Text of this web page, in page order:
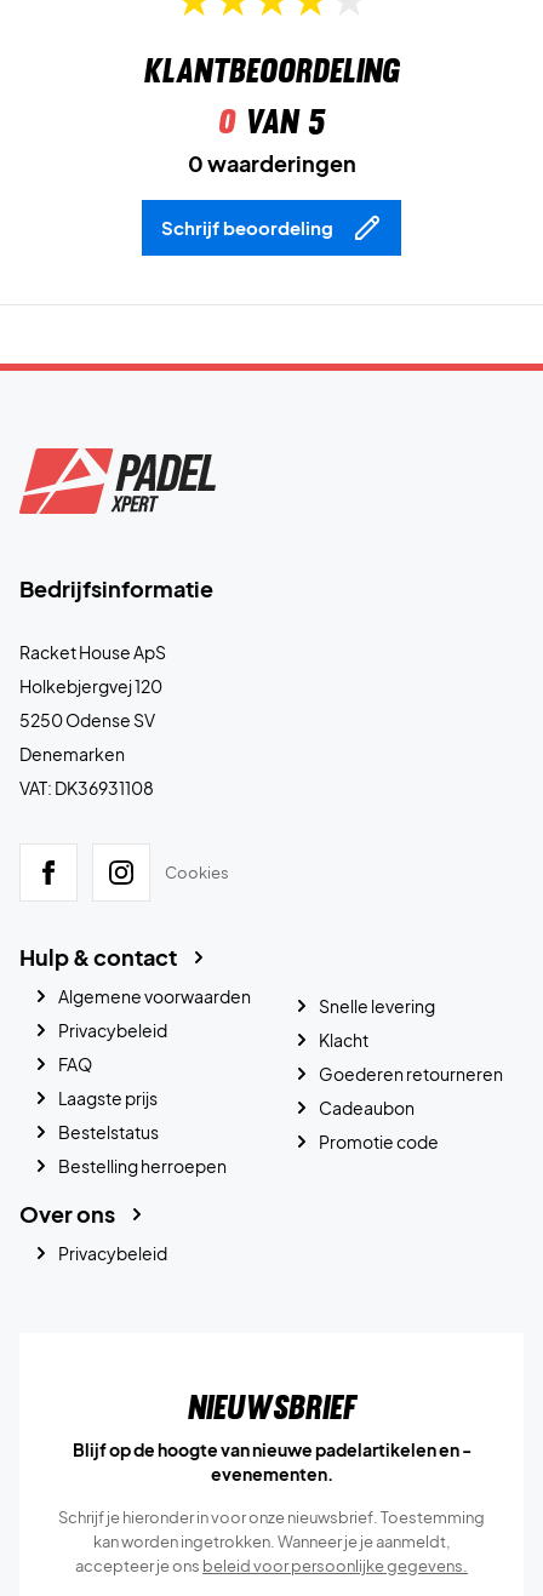
Klantbeoordeling
0van 5
0 waarderingen
Schrijf beoordeling
Bedrijfsinformatie
Racket House ApS
Holkebjergvej 120
5250 Odense SV
Denemarken
VAT: DK36931108
Cookies
Hulp & contact
Algemene voorwaarden
Privacybeleid
FAQ
Laagste prijs
Bestelstatus
Bestelling herroepen
Snelle levering
Klacht
Goederen retourneren
Cadeaubon
Promotie code
Over ons
Privacybeleid
Nieuwsbrief
Blijf op de hoogte van nieuwe padelartikelen en -
evenementen.
Schrijf je hieronder in voor onze nieuwsbrief. Toestemming
kan worden ingetrokken. Wanneer je je aanmeldt,
accepteer je ons beleid voor persoonlijke gegevens.